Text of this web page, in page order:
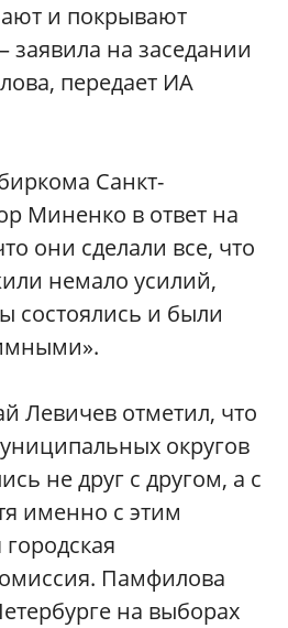
и покрывают
заявила на заседании
передает ИА
Санкт-
Миненко в ответ на
они сделали все, что
немало усилий,
состоялись и были
Левичев отметил, что
округов
не друг с другом, а с
именно с этим
Памфилова
на выборах